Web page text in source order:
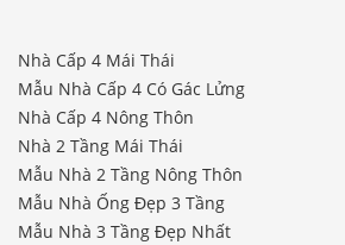
Nhà Cấp 4 Mái Thái
Mẫu Nhà Cấp 4 Có Gác Lửng
Nhà Cấp 4 Nông Thôn
Nhà 2 Tầng Mái Thái
Mẫu Nhà 2 Tầng Nông Thôn
Mẫu Nhà Ống Đẹp 3 Tầng
Mẫu Nhà 3 Tầng Đẹp Nhất